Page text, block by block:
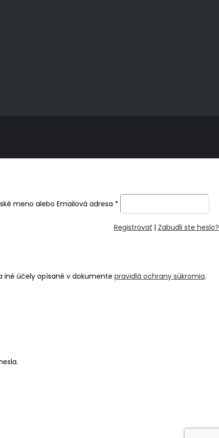
meno alebo Emailová adresa *
Registrovať | Zabudli ste heslo?
iné účely opísané v dokumente pravidlá ochrany súkromia.